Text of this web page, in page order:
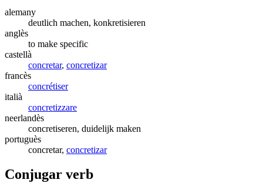
alemany
deutlich machen, konkretisieren
anglès
to make specific
castellà
concretar, concretizar
francès
concrétiser
italià
concretizzare
neerlandès
concretiseren, duidelijk maken
portuguès
concretar, concretizar
Conjugar verb